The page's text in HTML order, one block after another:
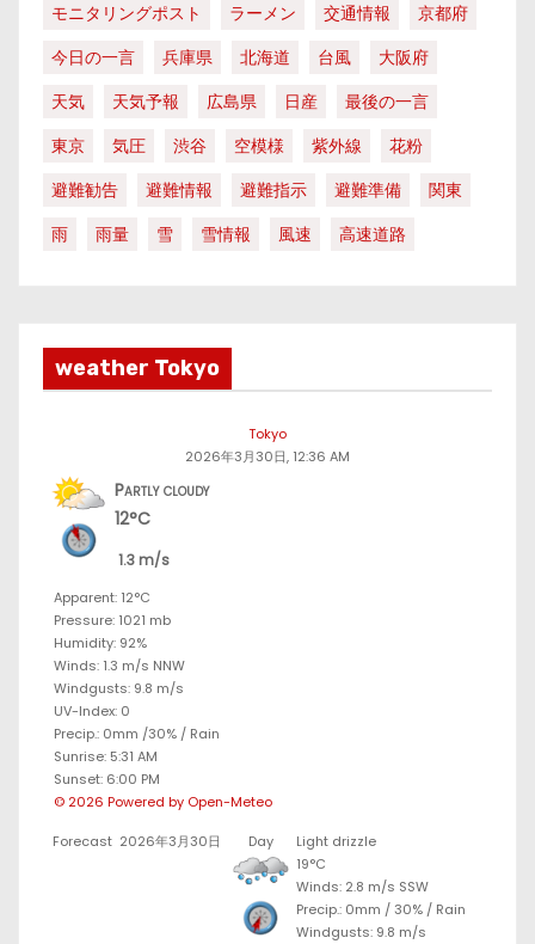
モニタリングポスト
ラーメン 交通情報
京都府
今日の一言
兵庫県 北海道 台風
大阪府
天気
天気予報 広島県 日産
最後の一言
東京
気圧 渋谷 空模様 紫外線
花粉
避難勧告
避難情報 避難指示 避難準備
関東
雨
雨量 雪 雪情報 風速 高速道路
weather Tokyo
Tokyo
2026年3月30日, 12:36 AM
Partly cloudy
12°C
1.3 m/s
Apparent: 12°C
Pressure: 1021 mb
Humidity: 92%
Winds: 1.3 m/s NNW
Windgusts: 9.8 m/s
UV-Index: 0
Precip.: 0mm /30% / Rain
Sunrise: 5:31 AM
Sunset: 6:00 PM
© 2026 Powered by Open-Meteo
Forecast 2026年3月30日 Day
Light drizzle
19°C
Winds: 2.8 m/s SSW
Precip.: 0mm /30% / Rain
Windgusts: 9.8 m/s